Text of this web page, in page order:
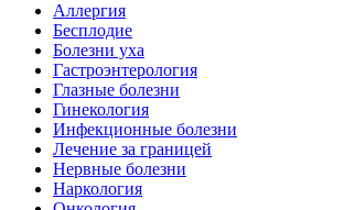
Аллергия
Бесплодие
Болезни уха
Гастроэнтерология
Глазные болезни
Гинекология
Инфекционные болезни
Лечение за границей
Нервные болезни
Наркология